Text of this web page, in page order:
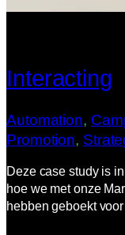
Interacting
Automation,
Promotion,
Deze case study is
hoe we met onze
hebben geboekt